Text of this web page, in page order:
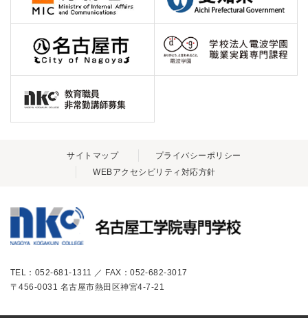
サイトマップ
プライバシーポリシー
WEBアクセシビリティ対応方針
TEL：052-681-1311 ／ FAX：052-682-3017
〒456-0031 名古屋市熱田区神宮4-7-21